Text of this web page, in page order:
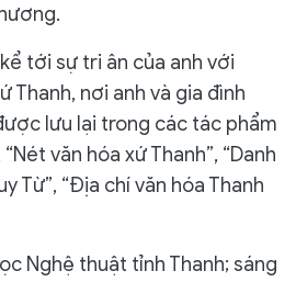
tới sự tri ân của anh với
Thanh, nơi anh và gia đình
lưu lại trong các tác phẩm
văn hóa xứ Thanh”, “Danh
Từ”, “Địa chí văn hóa Thanh
Nghệ thuật tỉnh Thanh; sáng